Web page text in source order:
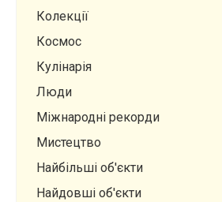
Колекції
Космос
Кулінарія
Люди
Міжнародні рекорди
Мистецтво
Найбільші об'єкти
Найдовші об'єкти